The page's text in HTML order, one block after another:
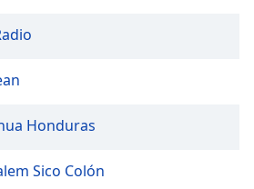
Honduras
Sico Colón